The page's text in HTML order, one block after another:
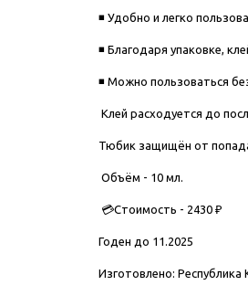
◾ Удобно и легко
◾ Благодаря упаковке,
◾ Можно пользоваться
Клей расходуется до
Тюбик защищён от
Объём - 10 мл.
💳Стоимость - 2430 ₽
Годен до 11.2025
Изготовлено: Республика